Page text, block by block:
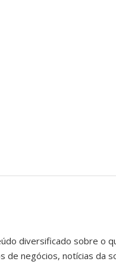
diversificado sobre o
negócios, notícias da